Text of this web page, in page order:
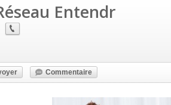
Entendr
Commentaire